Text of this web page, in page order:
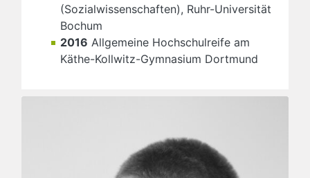
(Sozialwissenschaften), Ruhr-Universität
Bochum
2016 Allgemeine Hochschulreife am
Käthe-Kollwitz-Gymnasium Dortmund